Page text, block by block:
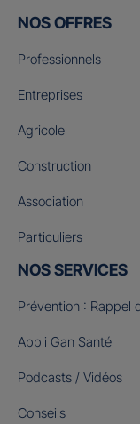
NOS OFFRES
Professionnels
Entreprises
Agricole
Construction
Association
Particuliers
NOS SERVICES
Prévention : Rappel
Appli Gan Santé
Podcasts / Vidéos
Conseils